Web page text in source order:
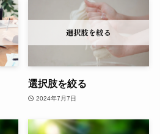
選択肢を絞る
2024年7月7日